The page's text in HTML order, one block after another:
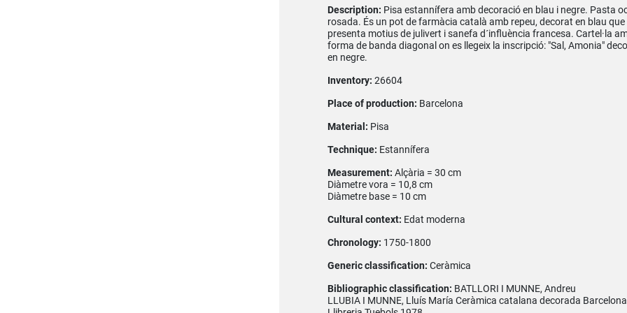
Description: Pisa estannífera amb decoració en blau i negre. Pasta
rosada. És un pot de farmàcia català amb repeu, decorat en blau que
presenta motius de julivert i sanefa d´influència francesa. Cartel·la
forma de banda diagonal on es llegeix la inscripció: "Sal, Amonia"
en negre.
Inventory: 26604
Place of production: Barcelona
Material: Pisa
Technique: Estannífera
Measurement: Alçària = 30 cm
Diàmetre vora = 10,8 cm
Diàmetre base = 10 cm
Cultural context: Edat moderna
Chronology: 1750-1800
Generic classification: Ceràmica
Bibliographic classification: BATLLORI I MUNNE, Andreu
LLUBIA I MUNNE, Lluís María Ceràmica catalana decorada